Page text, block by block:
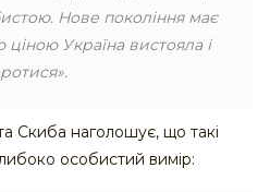
Нове покоління має
ціною Україна вистояла і
Скиба наголошує, що такі
особистий вимір: